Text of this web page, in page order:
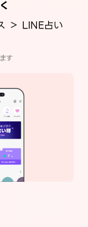
＞ LINE占い
す